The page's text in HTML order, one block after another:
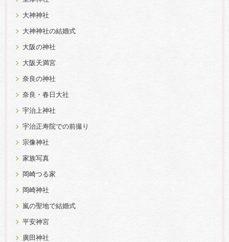
大神神社
大神神社の結婚式
大阪の神社
大阪天満宮
奈良の神社
奈良・春日大社
宇治上神社
宇治正寿院での前撮り
宗像神社
家族写真
岡崎つる家
岡崎神社
嵐の聖地で結婚式
平安神宮
廣田神社